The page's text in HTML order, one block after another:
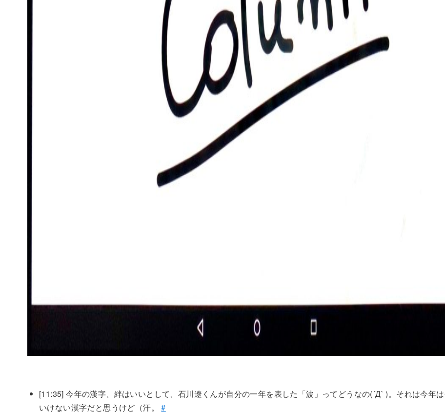
[11:35] 今年の漢字、絆はいいとして、石川遼くんが自分の一年を表した「波」ってどうなの(´Д` )。それは今年
いけない漢字だと思うけど（汗。#